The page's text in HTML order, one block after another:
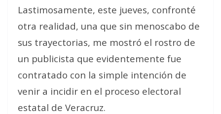
Lastimosamente, este jueves, confronté
otra realidad, una que sin menoscabo de
sus trayectorias, me mostró el rostro de
un publicista que evidentemente fue
contratado con la simple intención de
venir a incidir en el proceso electoral
estatal de Veracruz.